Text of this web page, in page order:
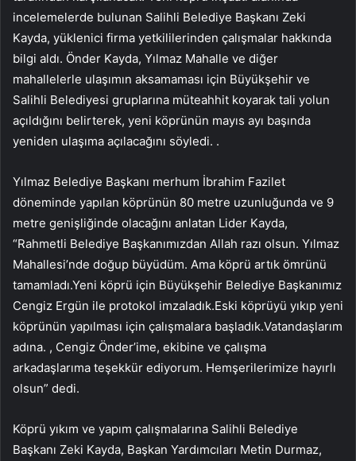
incelemelerde bulunan Salihli Belediye Başkanı Zeki
Kayda, yüklenici firma yetkililerinden çalışmalar hakkında
bilgi aldı. Önder Kayda, Yılmaz Mahalle ve diğer
mahallelerle ulaşımın aksamaması için Büyükşehir ve
Salihli Belediyesi gruplarına müteahhit koyarak tali yolun
açıldığını belirterek, yeni köprünün mayıs ayı başında
yeniden ulaşıma açılacağını söyledi. .
Yılmaz Belediye Başkanı merhum İbrahim Fazilet
döneminde yapılan köprünün 80 metre uzunluğunda ve 9
metre genişliğinde olacağını anlatan Lider Kayda,
“Rahmetli Belediye Başkanımızdan Allah razı olsun. Yılmaz
Mahallesi’nde doğup büyüdüm. Ama köprü artık ömrünü
tamamladı.Yeni köprü için Büyükşehir Belediye Başkanımız
Cengiz Ergün ile protokol imzaladık.Eski köprüyü yıkıp yeni
köprünün yapılması için çalışmalara başladık.Vatandaşlarım
adına. , Cengiz Önder’ime, ekibine ve çalışma
arkadaşlarıma teşekkür ediyorum. Hemşerilerimize hayırlı
olsun” dedi.
Köprü yıkım ve yapım çalışmalarına Salihli Belediye
Başkanı Zeki Kayda, Başkan Yardımcıları Metin Durmaz,